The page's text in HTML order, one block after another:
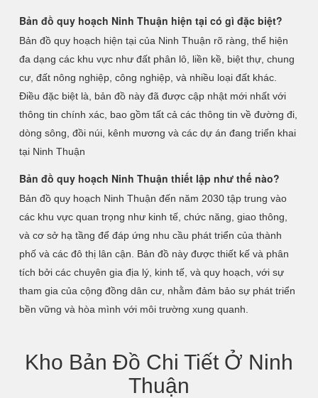
Bản đồ quy hoạch Ninh Thuận hiện tại có gì đặc biệt?
Bản đồ quy hoạch hiện tại của Ninh Thuận rõ ràng, thể hiện
đa dạng các khu vực như đất phân lô, liền kề, biệt thự, chung
cư, đất nông nghiệp, công nghiệp, và nhiều loại đất khác.
Điều đặc biệt là, bản đồ này đã được cập nhật mới nhất với
thông tin chính xác, bao gồm tất cả các thông tin về đường đi,
dòng sông, đồi núi, kênh mương và các dự án đang triển khai
tại Ninh Thuận
Bản đồ quy hoạch Ninh Thuận thiết lập như thế nào?
Bản đồ quy hoạch Ninh Thuận đến năm 2030 tập trung vào
các khu vực quan trọng như kinh tế, chức năng, giao thông,
và cơ sở hạ tầng để đáp ứng nhu cầu phát triển của thành
phố và các đô thị lân cận. Bản đồ này được thiết kế và phân
tích bởi các chuyên gia địa lý, kinh tế, và quy hoạch, với sự
tham gia của cộng đồng dân cư, nhằm đảm bảo sự phát triển
bền vững và hòa mình với môi trường xung quanh.
Kho Bản Đồ Chi Tiết Ở Ninh
Thuận